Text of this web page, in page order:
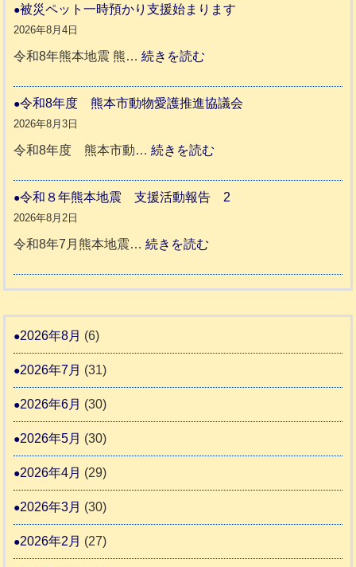
人
ホ
日
記
和
本
支
報
3
被災ペット一時預かり支援始まります
2026年8月4日
令和8年熊本地震 熊…続きを読む
災
ッ
一
り
り
令和8年度 熊本市動物愛護推進協議会
2026年8月3日
令和8年度 熊本市動…続きを読む
和
市
議
令和８年熊本地震 支援活動報告 2
2026年8月2日
令和8年7月熊本地震…続きを読む
和
熊
震
援
報
2026年8月 (6)
2026年7月 (31)
2026年6月 (30)
2026年5月 (30)
2026年4月 (29)
2026年3月 (30)
2026年2月 (27)